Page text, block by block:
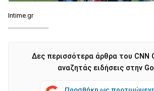
Intime.gr
Δες περισσότερα άρθρα του CNN
αναζητάς ειδήσεις στην
Προσθήκη ως